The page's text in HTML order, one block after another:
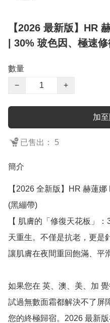
【2026 最新版】HR
| 30% 玻色因、極速
數量
−
+
加
已售出： 5
簡介
【2026 全新版】HR 赫蓮
(黑繃帶)
【 肌膚的「修復天花板」
天重生。不僅是抗老，更是
讓肌膚在夜間重回飽滿、平
如果您在 英、澳、美、加
試過無數面霜都解決不了屏
您的終極歸宿。2026 最新